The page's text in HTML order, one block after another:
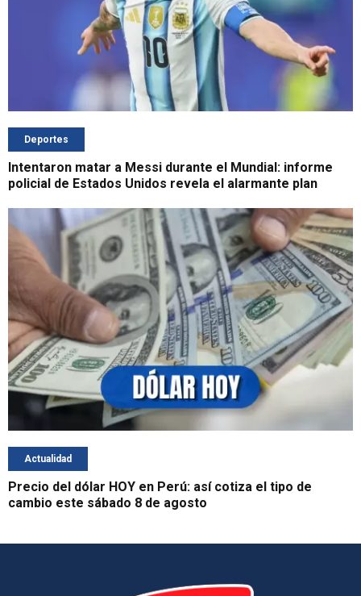
Deportes
Intentaron matar a Messi durante el Mundial: informe
policial de Estados Unidos revela el alarmante plan
Actualidad
Precio del dólar HOY en Perú: así cotiza el tipo de
cambio este sábado 8 de agosto